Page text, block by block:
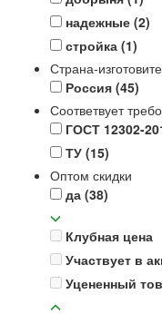
надежные (2)
стройка (1)
Страна-
Россия (45)
Соответвует
ГОСТ 12302-
ТУ (15)
Оптом скидки
да (38)
Клубная цена
Участвует в
Уцененный